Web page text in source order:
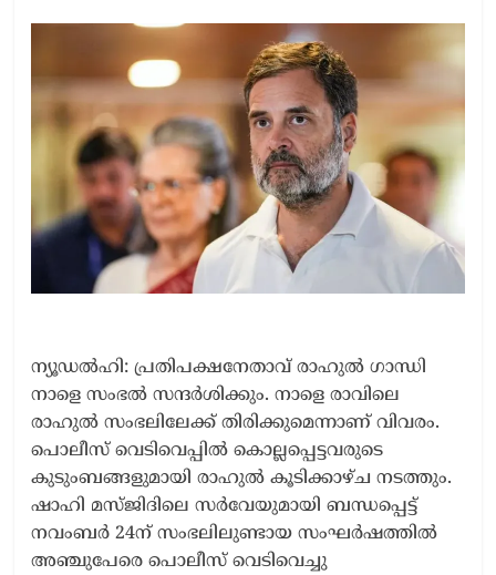
ന്യൂഡൽഹി: പ്രതിപക്ഷനേതാവ് രാഹുൽ ഗാന്ധി
നാളെ സംഭൽ സന്ദർശിക്കും. നാളെ രാവിലെ
രാഹുൽ സംഭലിലേക്ക് തിരിക്കുമെന്നാണ് വിവരം.
പൊലീസ് വെടിവെപ്പിൽ കൊല്ലപ്പെട്ടവരുടെ
കുടുംബങ്ങളുമായി രാഹുൽ കൂടിക്കാഴ്ച നടത്തും.
ഷാഹി മസ്ജിദിലെ സർവേയുമായി ബന്ധപ്പെട്ട്
നവംബർ 24ന് സംഭലിലുണ്ടായ സംഘർഷത്തിൽ
അഞ്ചുപേരെ പൊലീസ് വെടിവെച്ചു